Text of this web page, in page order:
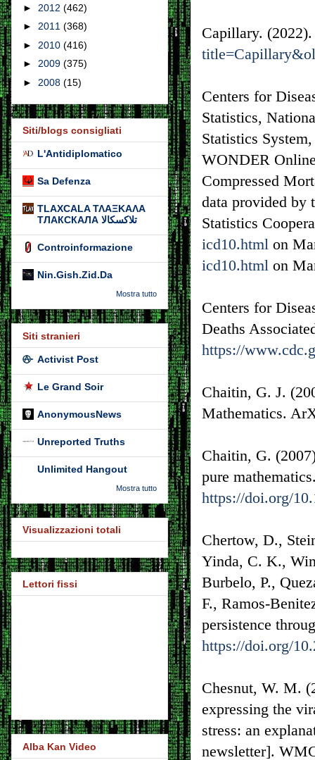
Capillary.
Centers for
Statistics,
Statistics
WONDER
Compressed
data provided by
Statistics
icd10.html on
icd10.html on
Centers for
Deaths
https://
Chaitin, G. J.
Mathematics.
Chaitin, G.
pure
https://doi.org/
Chertow, D.,
Yinda, C. K.,
Burbelo, P.,
F., Ramos-
persistence
https://doi.org/
Chesnut, W. M.
expressing the
stress: an
newsletter].
► 2012 (462)
► 2011 (368)
► 2010 (416)
► 2009 (375)
► 2008 (15)
Siti/blogs consigliati
L'Antidiplomatico
Sa Defenza
TLAXCALA ΤΛΑΞΚΑΛΑ
ТЛАКСКАЛА تلاكسكالا
Controinformazione
Nin.Gish.Zid.Da
Mostra tutto
Siti stranieri
Activist Post
Le Grand Soir
AnonymousNews
Unreported Truths
Unlimited Hangout
Mostra tutto
Visualizzazioni totali
Lettori fissi
Alba Kan Video